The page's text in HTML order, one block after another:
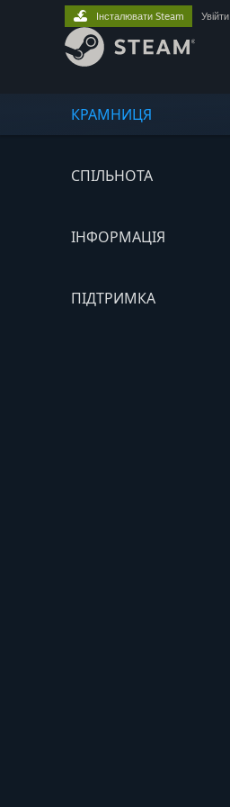
КРАМНИЦЯ
СПІЛЬНОТА
ІНФОРМАЦІЯ
ПІДТРИМКА
Інсталювати Steam Увійти